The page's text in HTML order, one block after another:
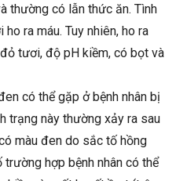
thường có lẫn thức ăn. Tình
ra máu. Tuy nhiên, ho ra
tươi, độ pH kiềm, có bọt và
có thể gặp ở bệnh nhân bị
trạng này thường xảy ra sau
màu đen do sắc tố hồng
hợp bệnh nhân có thể